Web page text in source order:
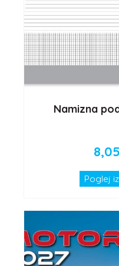
Namizna
8,05
Poglej